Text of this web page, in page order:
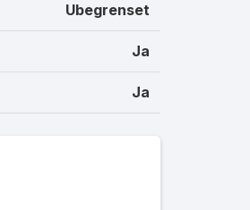
Ubegrenset
Ja
Ja